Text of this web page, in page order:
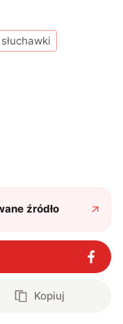
słuchawki
źródło
Kopiuj